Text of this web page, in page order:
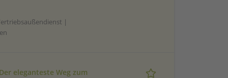
|
eleganteste Weg zum